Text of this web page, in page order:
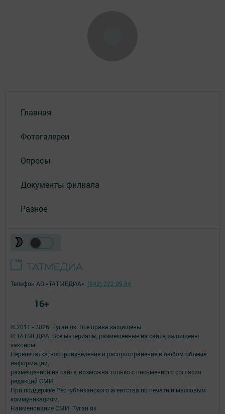
Главная
Фотогалереи
Опросы
Документы филиала
Разное
© 2011 - 2026. Туган як. Все права защищены.
© ТАТМЕДИА. Все материалы, размещенные на сайте, защищены
законом.
Перепечатка, воспроизведение и распространение в любом объеме
информации,
размещенной на сайте, возможна только с письменного согласия
редакций СМИ.
При поддержке Республиканского агентства по печати и массовым
коммуникациям.
Наименование СМИ: Туган як
Телефон АО «ТАТМЕДИА»: (843) 222 09 84
16+